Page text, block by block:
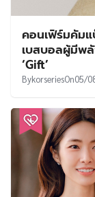
คอนเฟิร์มคัมแ
เบสบอลผู้มีพลั
‘Gift’
BykorseriesOn05/